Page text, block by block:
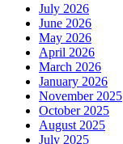
July 2026
June 2026
May 2026
April 2026
March 2026
January 2026
November 2025
October 2025
August 2025
July 2025